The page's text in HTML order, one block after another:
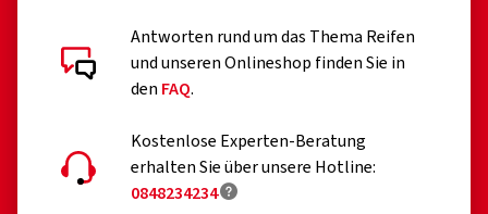
Antworten rund um das Thema Reifen
und unseren Onlineshop finden Sie in
den FAQ.
Kostenlose Experten-Beratung
erhalten Sie über unsere Hotline:
0848234234